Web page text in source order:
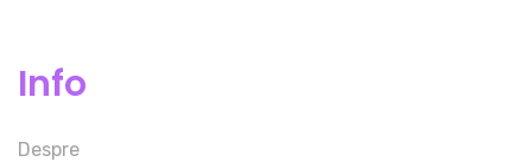
Info
Despre